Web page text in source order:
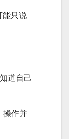
只说
道自己
操作并